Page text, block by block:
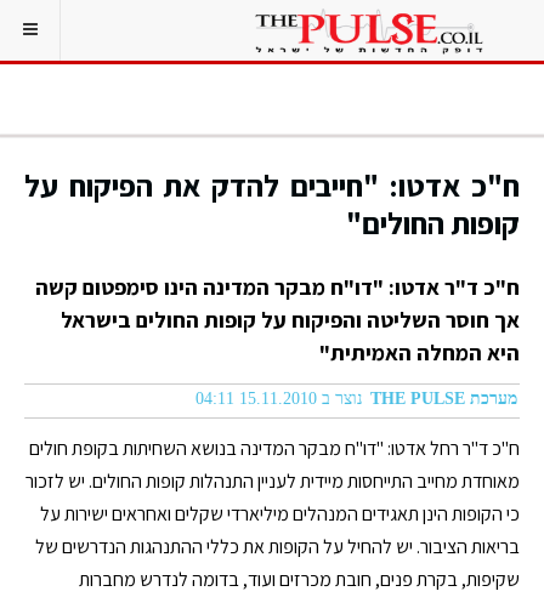
ח"כ אדטו: "חייבים להדק את הפיקוח על
קופות החולים"
ח"כ ד"ר אדטו: "דו"ח מבקר המדינה הינו סימפטום קשה
אך חוסר השליטה והפיקוח על קופות החולים בישראל
היא המחלה האמיתית"
מערכת THE PULSE נוצר ב 15.11.2010 04:11
ח"כ ד"ר רחל אדטו: "דו"ח מבקר המדינה בנושא השחיתות בקופת חולים
מאוחדת מחייב התייחסות מיידית לעניין התנהלות קופות החולים. יש לזכור
כי הקופות הינן תאגידים המנהלים מיליארדי שקלים ואחראים ישירות על
בריאות הציבור. יש להחיל על הקופות את כללי ההתנהגות הנדרשים של
שקיפות, בקרת פנים, חובת מכרזים ועוד, בדומה לנדרש מחברות